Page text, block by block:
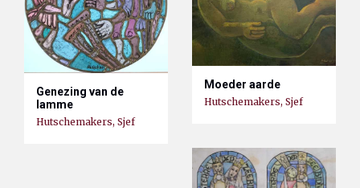
Genezing van de
lamme
Hutschemakers, Sjef
Moeder aarde
Hutschemakers, Sjef